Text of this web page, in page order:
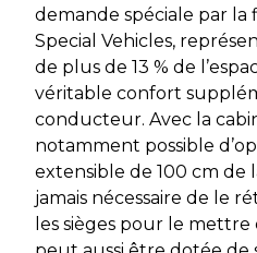
demande spéciale par la
Special Vehicles,
de plus de 13 % de
véritable confort
conducteur. Avec la
notamment possible
extensible de 100 cm de
jamais nécessaire de le
les sièges pour le mettre